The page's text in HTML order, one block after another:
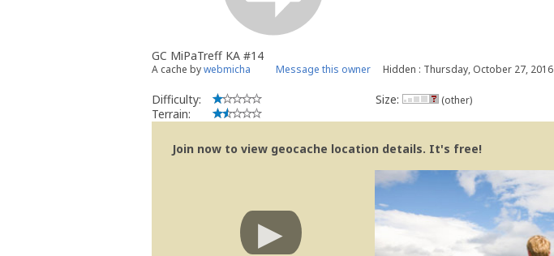
GC MiPaTreff KA #14
A cache bywebmicha Message this owner Hidden : Thursday, October 27, 2016
Difficulty:
Terrain:
Size: (other)
Join now to view geocache location details. It's free!